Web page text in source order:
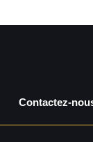
Contactez-